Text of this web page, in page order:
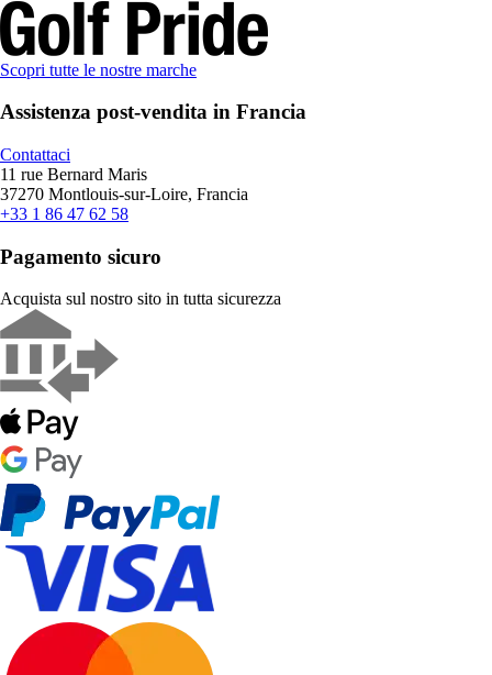
Scopri tutte le nostre marche
Assistenza post-vendita in Francia
Contattaci
11 rue Bernard Maris
37270 Montlouis-sur-Loire, Francia
+33 1 86 47 62 58
Pagamento sicuro
Acquista sul nostro sito in tutta sicurezza